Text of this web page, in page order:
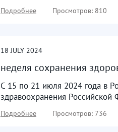
Подробнее Просмотров: 810
18 JULY 2024
неделя сохранения
С 15 по 21 июля 2024 года в
здравоохранения
Подробнее Просмотров: 736